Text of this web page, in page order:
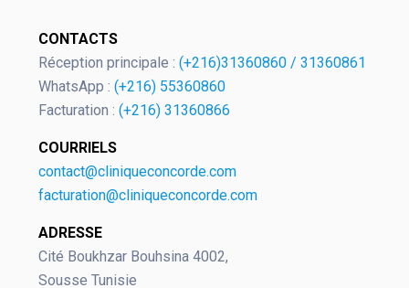
European Commission | Cookies
Policy
CONTACTS
Réception principale : (+216)31360860 / 31360861
WhatsApp : (+216) 55360860
Facturation : (+216) 31360866
COURRIELS
contact@cliniqueconcorde.com
facturation@cliniqueconcorde.com
ADRESSE
Cité Boukhzar Bouhsina 4002,
Sousse Tunisie